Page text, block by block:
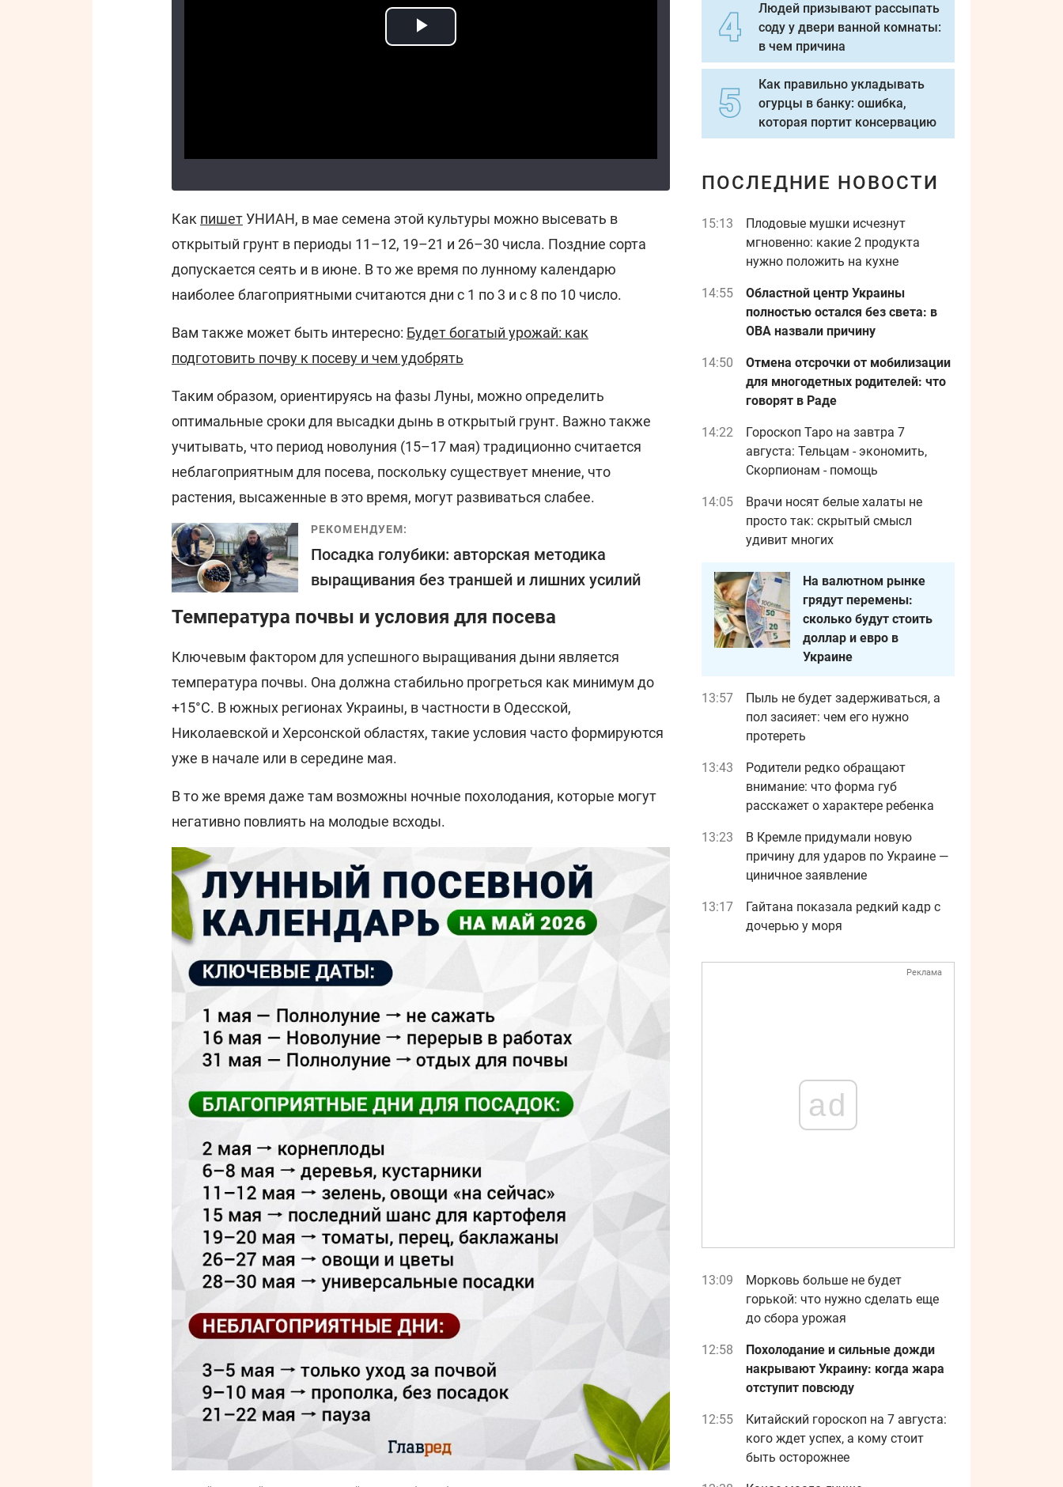
Как пишетУНИАН, в мае семена этой культуры можно высевать в
открытый грунт в периоды 11–12, 19–21 и 26–30 числа. Поздние сорта
допускается сеять и в июне. В то же время по лунному календарю
наиболее благоприятными считаются дни с 1 по 3 и с 8 по 10 число.
Вам также может быть интересно: Будет богатый урожай: как
подготовить почву к посеву и чем удобрять
Таким образом, ориентируясь на фазы Луны, можно определить
оптимальные сроки для высадки дынь в открытый грунт. Важно также
учитывать, что период новолуния (15–17 мая) традиционно считается
неблагоприятным для посева, поскольку существует мнение, что
растения, высаженные в это время, могут развиваться слабее.
РЕКОМЕНДУЕМ:
Посадка голубики: авторская методика
выращивания без траншей и лишних усилий
Температура почвы и условия для посева
Ключевым фактором для успешного выращивания дыни является
температура почвы. Она должна стабильно прогреться как минимум до
+15°C. В южных регионах Украины, в частности в Одесской,
Николаевской и Херсонской областях, такие условия часто формируются
уже в начале или в середине мая.
В то же время даже там возможны ночные похолодания, которые могут
негативно повлиять на молодые всходы.
Людей призывают рассыпать
соду у двери ванной комнаты:
в чем причина
Как правильно укладывать
огурцы в банку: ошибка,
которая портит консервацию
ПОСЛЕДНИЕ НОВОСТИ
15:13
Плодовые мушки исчезнут
мгновенно: какие 2 продукта
нужно положить на кухне
14:55
Областной центр Украины
полностью остался без света: в
ОВА назвали причину
14:50
Отмена отсрочки от мобилизации
для многодетных родителей: что
говорят в Раде
14:22
Гороскоп Таро на завтра 7
августа: Тельцам - экономить,
Скорпионам - помощь
14:05
Врачи носят белые халаты не
просто так: скрытый смысл
удивит многих
На валютном рынке
грядут перемены:
сколько будут стоить
доллар и евро в
Украине
13:57
Пыль не будет задерживаться, а
пол засияет: чем его нужно
протереть
13:43
Родители редко обращают
внимание: что форма губ
расскажет о характере ребенка
13:23
В Кремле придумали новую
причину для ударов по Украине —
циничное заявление
13:17
Гайтана показала редкий кадр с
дочерью у моря
Реклама
ad
13:09
Морковь больше не будет
горькой: что нужно сделать еще
до сбора урожая
12:58
Похолодание и сильные дожди
накрывают Украину: когда жара
отступит повсюду
12:55
Китайский гороскоп на 7 августа:
кого ждет успех, а кому стоит
быть осторожнее